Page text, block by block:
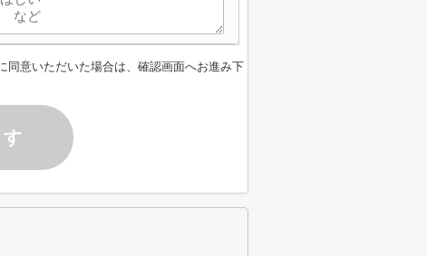
同意いただいた場合は、確認画面へお進み下
す